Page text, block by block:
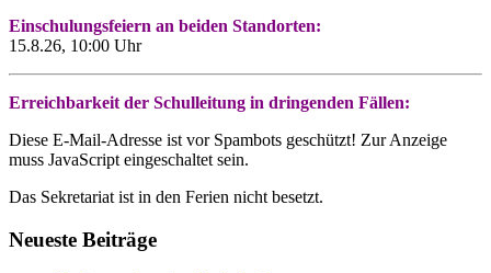
Einschulungsfeiern an beiden Standorten:
15.8.26, 10:00 Uhr
Erreichbarkeit der Schulleitung in dringenden Fällen:
Diese E-Mail-Adresse ist vor Spambots geschützt! Zur Anzeige
muss JavaScript eingeschaltet sein.
Das Sekretariat ist in den Ferien nicht besetzt.
Neueste Beiträge